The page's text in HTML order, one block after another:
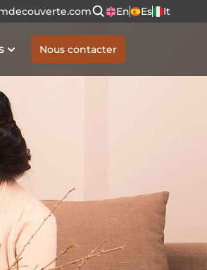
En Es It
Nous contacter